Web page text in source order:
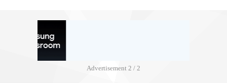
Advertisement 2 / 2